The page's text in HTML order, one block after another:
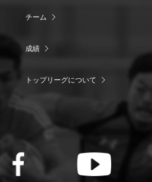
チーム
成績
トップリーグについて